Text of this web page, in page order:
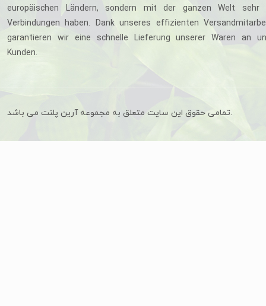
europäischen Ländern, sondern mit der ganzen Welt sehr
Verbindungen haben. Dank unseres effizienten
garantieren wir eine schnelle Lieferung unserer Waren an
Kunden.
تمامی حقوق این سایت متعلق به مجموعه آرین پلنت می باشد.